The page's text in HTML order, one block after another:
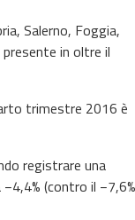
Salerno, Foggia,
in oltre il
trimestre 2016 è
registrare una
(contro il −7,6%